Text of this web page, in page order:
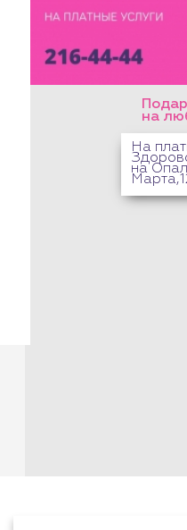
на любую
На
Здоровой
на
Марта,126